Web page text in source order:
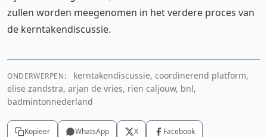
zullen worden meegenomen in het verdere proces van
de kerntakendiscussie.
ONDERWERPEN:
kerntakendiscussie, coordinerend platform,
elise zandstra, arjan de vries, rien caljouw, bnl,
badmintonnederland
Kopieer WhatsApp X Facebook